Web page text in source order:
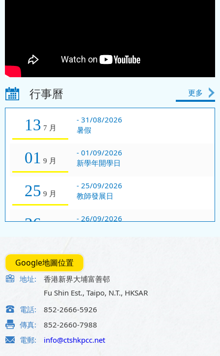
2025 資訊日 歡迎大家報名
更多
行事曆
13 7 月
- 31/08/2026
暑假
01 9 月
- 01/09/2026
新學年開學日
25 9 月
- 25/09/2026
教師發展日
26 - 26/09/2026
28 9 月
-
孔聖誕典禮
9 月
-29/09/2026
孔聖誕補假
01 10 月
國慶日
Google地圖位置
地址:
香港新界大埔富善邨
Fu Shin Est., Taipo, N.T., HKSAR
電話:
852-2666-5926
傳真:
852-2660-7988
電郵:
info@ctshkpcc.net